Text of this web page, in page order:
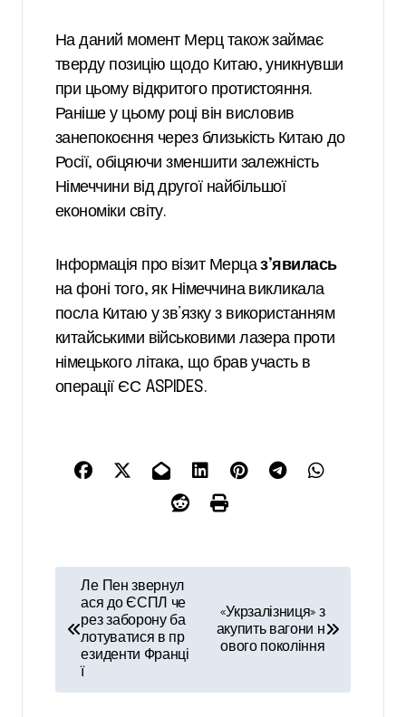
На даний момент Мерц також займає
тверду позицію щодо Китаю, уникнувши
при цьому відкритого протистояння.
Раніше у цьому році він висловив
занепокоєння через близькість Китаю до
Росії, обіцяючи зменшити залежність
Німеччини від другої найбільшої
економіки світу.
Інформація про візит Мерцаз’явилась
на фоні того, як Німеччина викликала
посла Китаю у зв’язку з використанням
китайськими військовими лазера проти
німецького літака, що брав участь в
операції ЄС ASPIDES.
в
г
Ле Пен звернул
ася до ЄСПЛ че
рез заборону ба
лотуватися в пр
езиденти Франці
ї
«Укрзалізниця» з
акупить вагони н
ового покоління